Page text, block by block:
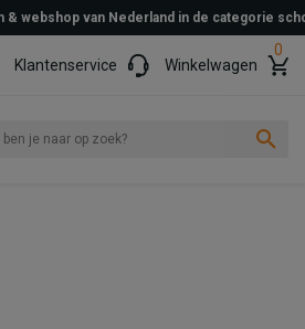
Klantenservice
0
Winkelwagen
& webshop van Nederland in de categorie